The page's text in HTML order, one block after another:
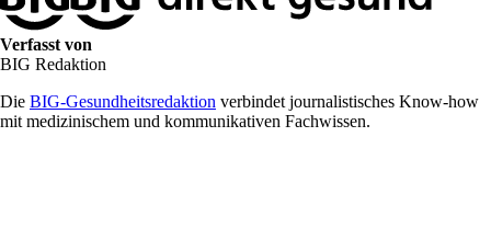
Verfasst von
BIG Redaktion
Die BIG-Gesundheitsredaktion verbindet journalistisches Know-how
mit medizinischem und kommunikativen Fachwissen.